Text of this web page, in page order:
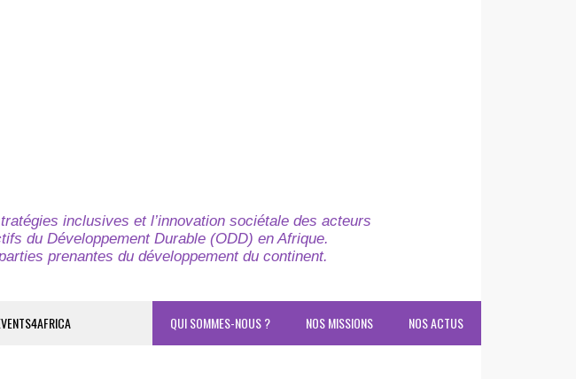
inclusives et l’innovation sociétale des acteurs
du Développement Durable (ODD) en Afrique.
prenantes du développement du continent.
NOS ACTUS
NOS MISSIONS
QUI SOMMES-NOUS ?